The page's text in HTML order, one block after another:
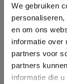
We gebruiken
en om ons
informatie over
partners voor
partners
informatie die